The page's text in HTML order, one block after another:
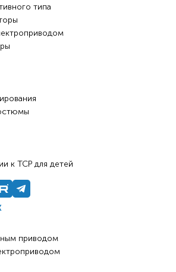
приводом
типа
к ТСР для детей